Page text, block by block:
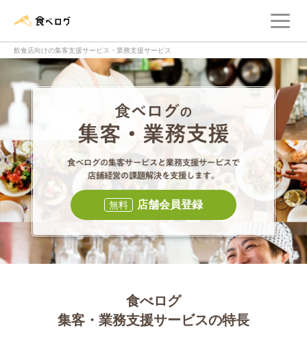
飲食店向けの集客支援サービス・業務支援サービス
食べログの集客
食べログの集
無料 店舗会員登録
食べログ
集客・業務支援サービスの特長